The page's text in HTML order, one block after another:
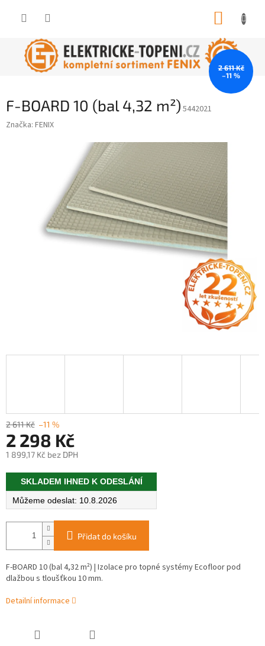
F-BOARD 10 (bal 4,32 m²) 5442021
Značka: FENIX
2 611 Kč
–11 %
2 611 Kč –11 %
2 298 Kč
1 899,17 Kč bez DPH
Měrná
cena:SKLADEM IHNED K ODESLÁNÍ
10.8.2026
Přidat do košíku
F-BOARD 10 (bal 4,32 m²) | Izolace pro topné systémy Ecofloor pod
dlažbou s tloušťkou 10 mm.
Detailní informace